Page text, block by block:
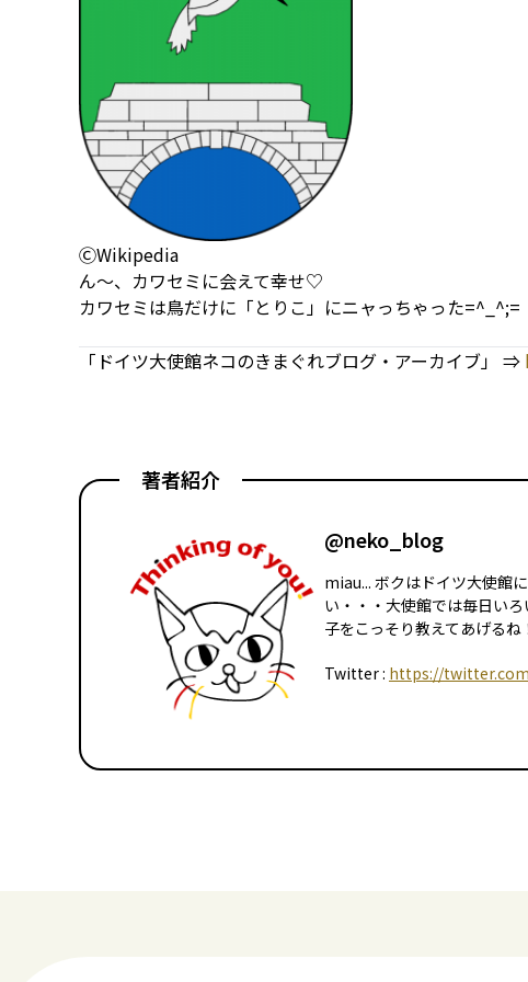
ⒸWikipedia
ん〜、カワセミに会えて幸せ♡
カワセミは鳥だけに「とりこ」にニャっちゃった=^_^;=
「ドイツ大使館ネコのきまぐれブログ・アーカイブ」 ⇒
著者紹介
@neko_blog
miau... ボクはドイツ大使館
い・・・大使館では毎日い
子をこっそり教えてあげる
Twitter : https://